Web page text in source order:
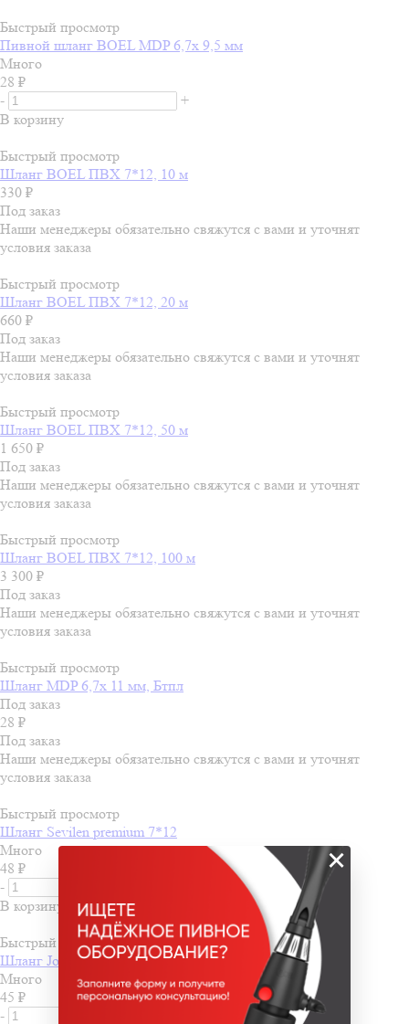
Быстрый просмотр
Пивной шланг BOEL MDP 6,7х 9,5 мм
Много
28 ₽
-
+
В корзину
Быстрый просмотр
Шланг BOEL ПВХ 7*12, 10 м
330 ₽
Под заказ
Наши менеджеры обязательно свяжутся с вами и уточнят
условия заказа
Быстрый просмотр
Шланг BOEL ПВХ 7*12, 20 м
660 ₽
Под заказ
Наши менеджеры обязательно свяжутся с вами и уточнят
условия заказа
Быстрый просмотр
Шланг BOEL ПВХ 7*12, 50 м
1 650 ₽
Под заказ
Наши менеджеры обязательно свяжутся с вами и уточнят
условия заказа
Быстрый просмотр
Шланг BOEL ПВХ 7*12, 100 м
3 300 ₽
Под заказ
Наши менеджеры обязательно свяжутся с вами и уточнят
условия заказа
Быстрый просмотр
Шланг MDP 6,7х 11 мм, Бтпл
Под заказ
28 ₽
Под заказ
Наши менеджеры обязательно свяжутся с вами и уточнят
условия заказа
Быстрый просмотр
Шланг Sevilen premium 7*12
Много
48 ₽
-
В корзину
Быстрый просмотр
Шланг John Guest 6.7mm x 9.5mm
Много
45 ₽
-
×